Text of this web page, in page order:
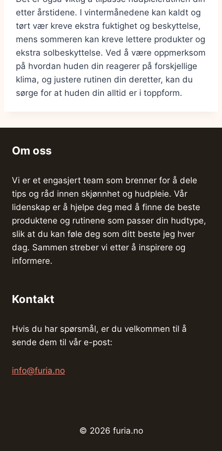
etter årstidene. I vintermånedene kan kaldt og
tørt vær kreve ekstra fuktighet og beskyttelse,
mens sommeren kan kreve lettere produkter og
ekstra solbeskyttelse. Ved å være oppmerksom
på hvordan huden din reagerer på forskjellige
klima, og justere rutinen din deretter, kan du
sørge for at huden din alltid er i toppform.
Om oss
Vi er et engasjert team som brenner for å dele
tips og råd innen skjønnhet og hudpleie. Vår
lidenskap er å hjelpe deg med å finne de beste
produktene og rutinene som passer din hudtype,
slik at du kan føle deg som ditt beste jeg hver
dag. Sammen streber vi etter å inspirere og
informere.
Kontakt
Hvis du har spørsmål, er du velkommen til å
sende dem til vår e-post:
info@furia.no
© 2026 furia.no